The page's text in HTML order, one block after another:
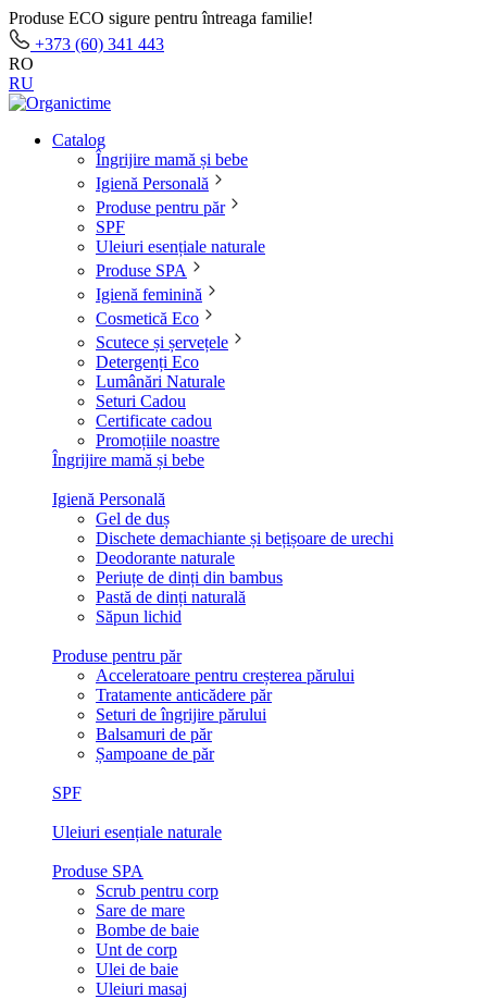
Produse ECO sigure pentru întreaga familie!
+373 (60) 341 443
RO
RU
Catalog
Îngrijire mamă și bebe
Igienă Personală
Produse pentru păr
SPF
Uleiuri esențiale naturale
Produse SPA
Igienă feminină
Cosmetică Eco
Scutece și șervețele
Detergenți Eco
Lumânări Naturale
Seturi Cadou
Certificate cadou
Promoțiile noastre
Îngrijire mamă și bebe
Igienă Personală
Gel de duș
Dischete demachiante și bețișoare de urechi
Deodorante naturale
Periuțe de dinți din bambus
Pastă de dinți naturală
Săpun lichid
Produse pentru păr
Acceleratoare pentru creșterea părului
Tratamente anticădere păr
Seturi de îngrijire părului
Balsamuri de păr
Șampoane de păr
SPF
Uleiuri esențiale naturale
Produse SPA
Scrub pentru corp
Sare de mare
Bombe de baie
Unt de corp
Ulei de baie
Uleiuri masaj